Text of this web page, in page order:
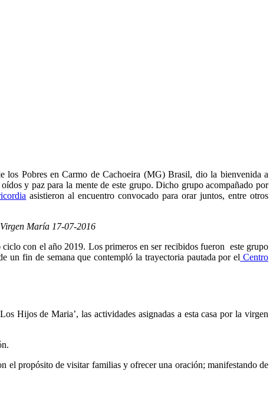
los Pobres en Carmo de Cachoeira (MG) Brasil, dio la bienvenida a
y paz para la mente de este grupo. Dicho grupo acompañado por
asistieron al encuentro convocado para orar juntos, entre otros
María 17-07-2016
con el año 2019. Los primeros en ser recibidos fueron este grupo
un fin de semana quecontempló la trayectoria pautada por el Centro
Hijos de Maria’, las actividades asignadas a esta casa por la virgen
el propósito de visitar familias y ofrecer una oración; manifestando de